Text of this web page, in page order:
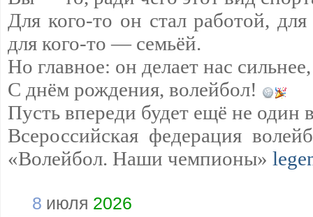
Для кого-то он стал работой,
для кого-то — семьёй.
Но главное: он делает нас
С днём рождения, волейбол!
Пусть впереди будет ещё не один
Всероссийская федерация
«Волейбол. Наши чемпионы»
8 июля 2026